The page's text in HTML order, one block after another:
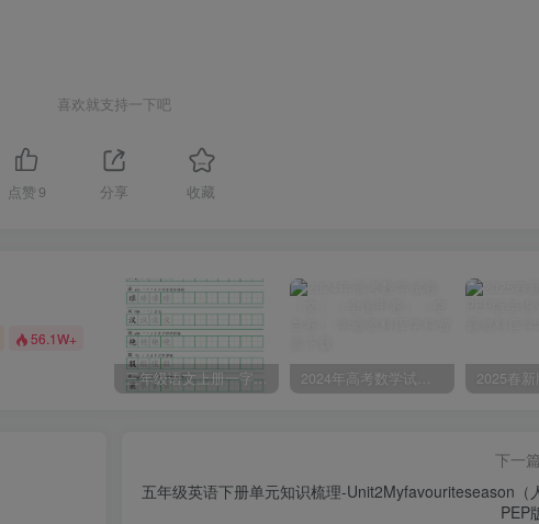
喜欢就支持一下吧
点赞 9 分享 收藏
56.1W+
三年级语文上册一字三描红写字表字帖 2024年高考数学试卷（文）（全国甲卷）（空白卷）
下一篇
五年级英语下册单元知识梳理-Unit2Myfavouriteseason（
PEP